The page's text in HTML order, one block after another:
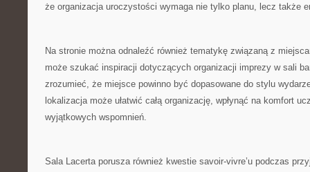
że organizacja uroczystości wymaga nie tylko planu, lecz także
Na stronie można odnaleźć również tematykę związaną z
może szukać inspiracji dotyczących organizacji imprezy w sali
zrozumieć, że miejsce powinno być dopasowane do stylu
lokalizacja może ułatwić całą organizację, wpłynąć na komfort
wyjątkowych wspomnień.
Sala Lacerta porusza również kwestie savoir-vivre’u podczas